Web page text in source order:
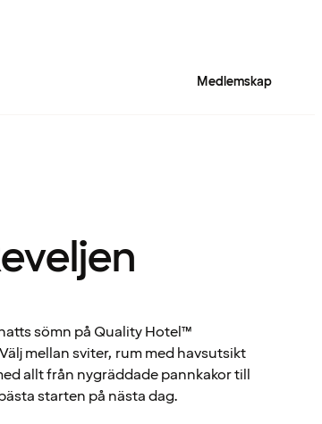
Medlemskap
sömn på Quality Hotel™
mellan sviter, rum med havsutsikt
allt från nygräddade pannkakor till
starten på nästa dag.